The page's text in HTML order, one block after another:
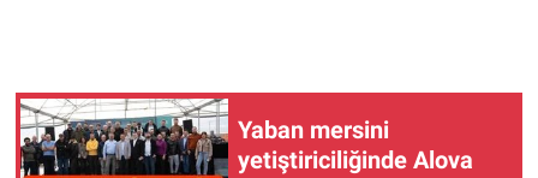
Yaban mersini
yetiştiriciliğinde Alova